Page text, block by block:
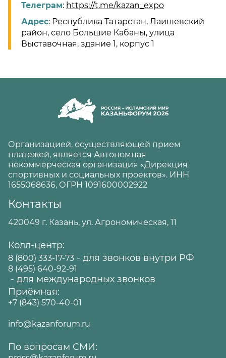
Телеграм: https://t.me/kazan_expo
Адрес: Республика Татарстан, Лаишевский
район, село Большие Кабаны, улица
Выставочная, здание 1, корпус 1
Организацией, осуществляющей прием
платежей, является Автономная
некоммерческая организация «Дирекция
спортивных и социальных проектов». ИНН
1655068636, ОГРН 1091600002922
Контакты
420049 г. Казань, ул. Агрономическая, 11
Колл-центр:
8 (800) 333-17-73 - для звонков внутри РФ
8 (495) 640-92-91
- для международных звонков
Приёмная:
+7 (843) 570-40-01
info@kazanforum.ru
По вопросам СМИ: